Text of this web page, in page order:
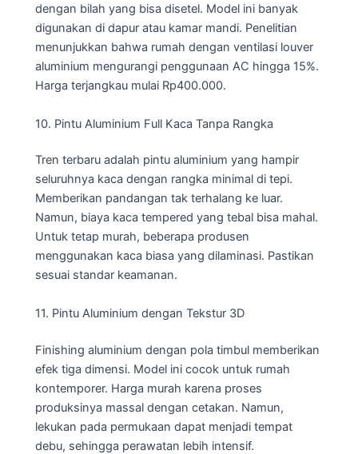
dengan bilah yang bisa disetel. Model ini banyak
digunakan di dapur atau kamar mandi. Penelitian
menunjukkan bahwa rumah dengan ventilasi louver
aluminium mengurangi penggunaan AC hingga 15%.
Harga terjangkau mulai Rp400.000.
10. Pintu Aluminium Full Kaca Tanpa Rangka
Tren terbaru adalah pintu aluminium yang hampir
seluruhnya kaca dengan rangka minimal di tepi.
Memberikan pandangan tak terhalang ke luar.
Namun, biaya kaca tempered yang tebal bisa mahal.
Untuk tetap murah, beberapa produsen
menggunakan kaca biasa yang dilaminasi. Pastikan
sesuai standar keamanan.
11. Pintu Aluminium dengan Tekstur 3D
Finishing aluminium dengan pola timbul memberikan
efek tiga dimensi. Model ini cocok untuk rumah
kontemporer. Harga murah karena proses
produksinya massal dengan cetakan. Namun,
lekukan pada permukaan dapat menjadi tempat
debu, sehingga perawatan lebih intensif.